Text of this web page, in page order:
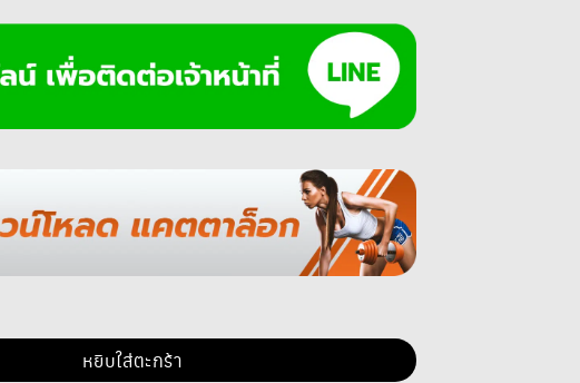
วางดัมเบล 10 คู่ 2 ชั้น ชิ้น
หยิบใส่ตะกร้า